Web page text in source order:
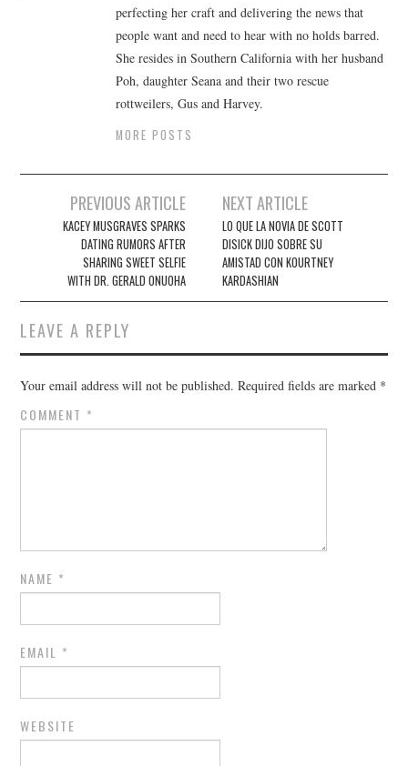
perfecting her craft and delivering the news that
people want and need to hear with no holds barred.
She resides in Southern California with her husband
Poh, daughter Seana and their two rescue
rottweilers, Gus and Harvey.
MORE POSTS
navigation
PREVIOUS ARTICLE
KACEY MUSGRAVES SPARKS
DATING RUMORS AFTER
SHARING SWEET SELFIE
WITH DR. GERALD ONUOHA
NEXT ARTICLE
LO QUE LA NOVIA DE SCOTT
DISICK DIJO SOBRE SU
AMISTAD CON KOURTNEY
KARDASHIAN
LEAVE A REPLY
Your email address will not be published. Required fields are marked *
COMMENT *
NAME *
EMAIL *
WEBSITE